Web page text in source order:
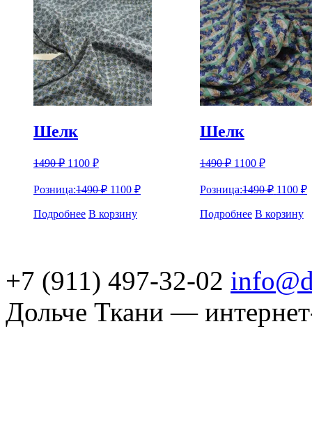
Шелк
1490₽ 1100 ₽
Розница:1490₽ 1100 ₽
Подробнее В корзину
Шелк
1490₽ 1100 ₽
Розница:1490₽ 1100 ₽
Подробнее В корзину
+7 (911) 497-32-02
Дольче Ткани —